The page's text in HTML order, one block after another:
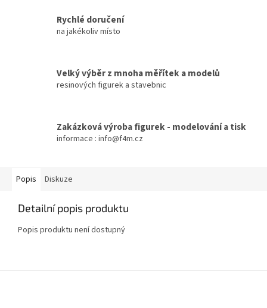
Rychlé doručení
na jakékoliv místo
Velký výběr z mnoha měřítek a modelů
resinových figurek a stavebnic
Zakázková výroba figurek - modelování a tisk
informace : info@f4m.cz
Popis Diskuze
Detailní popis produktu
Popis produktu není dostupný